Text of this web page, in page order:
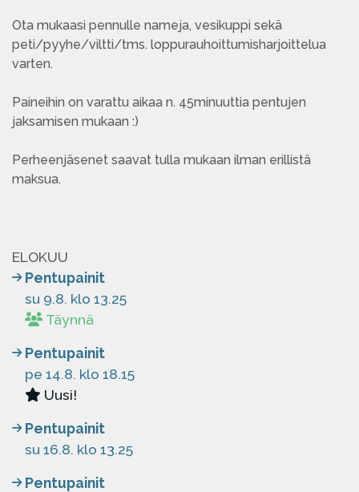
Ota mukaasi pennulle nameja, vesikuppi sekä
peti/pyyhe/viltti/tms. loppurauhoittumisharjoittelua
varten.
Paineihin on varattu aikaa n. 45minuuttia pentujen
jaksamisen mukaan :)
Perheenjäsenet saavat tulla mukaan ilman erillistä
maksua.
ELOKUU
Pentupainit
su 9.8. klo 13.25
Täynnä
Pentupainit
pe 14.8. klo 18.15
Uusi!
Pentupainit
su 16.8. klo 13.25
Pentupainit